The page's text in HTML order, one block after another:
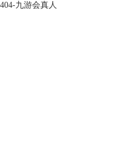
404-九游会真人